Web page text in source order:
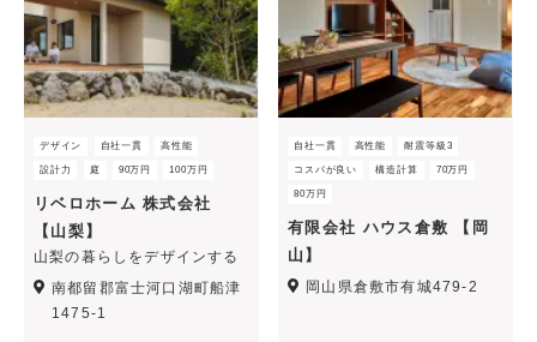
デザイン 自社一貫 高性能
設計力 庭 90万円 100万円
リベロホーム 株式会社
【山梨】
山梨の暮らしをデザインする
南都留郡富士河口湖町船津
1475‐1
自社一貫 高性能 耐震等級3
コスパが良い 構造計算 70万円
80万円
有限会社 ハウス倉敷 【岡
山】
岡山県倉敷市有城479-2